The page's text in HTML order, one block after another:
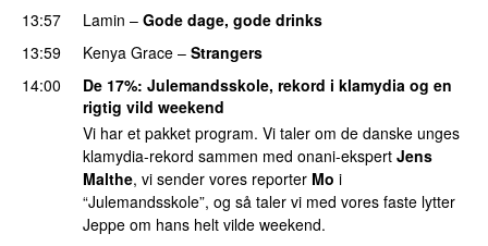
13:57
Lamin – Gode dage, gode drinks
13:59
Kenya Grace – Strangers
14:00 De 17%: Julemandsskole, rekord i klamydia og en
rigtig vild weekend
Vi har et pakket program. Vi taler om de danske unges
klamydia-rekord sammen med onani-ekspert Jens
Malthe, vi sender vores reporter Mo i
“Julemandsskole”, og så taler vi med vores faste lytter
Jeppe om hans helt vilde weekend.